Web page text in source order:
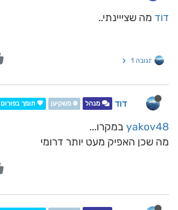
דוד מה שצייינתי..
תגובה 1
דוד מנהל ❄️ משקיען 💖 תומך בפורום
yakov48 במקרו...
מה שכן האפיק מעט יותר דרומי